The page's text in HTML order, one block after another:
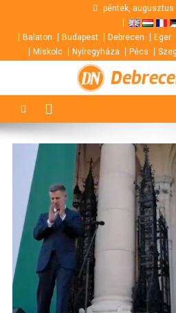
content
péntek, augusztus
Balaton Budapest Debrecen Eger
Miskolc
Nyíregyháza Pécs